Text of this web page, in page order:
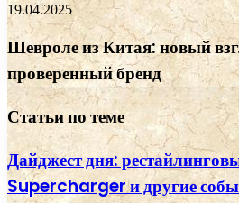
19.04.2025
Шевроле из Китая: новый
проверенный бренд
Статьи по теме
Дайджест дня:
Supercharger и другие